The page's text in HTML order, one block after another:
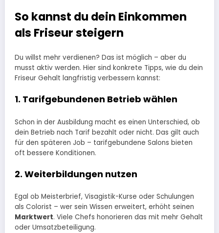
So kannst du dein Einkommen
als Friseur steigern
Du willst mehr verdienen? Das ist möglich – aber du
musst aktiv werden. Hier sind konkrete Tipps, wie du dein
Friseur Gehalt langfristig verbessern kannst:
1. Tarifgebundenen Betrieb wählen
Schon in der Ausbildung macht es einen Unterschied, ob
dein Betrieb nach Tarif bezahlt oder nicht. Das gilt auch
für den späteren Job – tarifgebundene Salons bieten
oft bessere Konditionen.
2. Weiterbildungen nutzen
Egal ob Meisterbrief, Visagistik-Kurse oder Schulungen
als Colorist – wer sein Wissen erweitert, erhöht seinen
Marktwert. Viele Chefs honorieren das mit mehr Gehalt
oder Umsatzbeteiligung.